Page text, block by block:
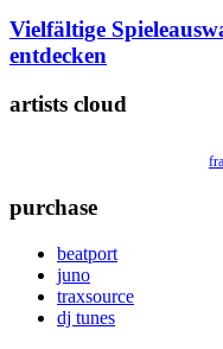
Vielfältige
entdecken
artists cloud
purchase
beatport
juno
traxsource
dj tunes